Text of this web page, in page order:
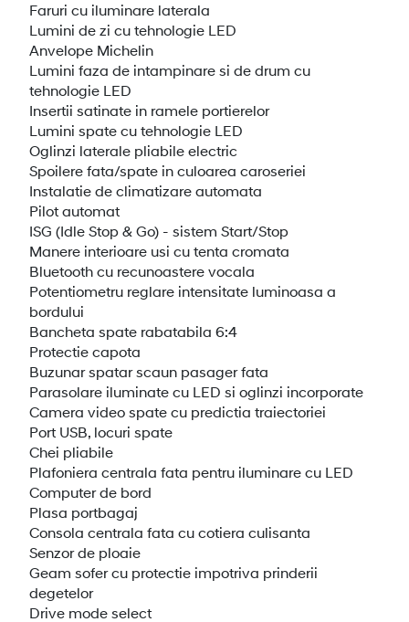
Faruri cu iluminare laterala
Lumini de zi cu tehnologie LED
Anvelope Michelin
Lumini faza de intampinare si de drum cu
tehnologie LED
Insertii satinate in ramele portierelor
Lumini spate cu tehnologie LED
Oglinzi laterale pliabile electric
Spoilere fata/spate in culoarea caroseriei
Instalatie de climatizare automata
Pilot automat
ISG (Idle Stop & Go) - sistem Start/Stop
Manere interioare usi cu tenta cromata
Bluetooth cu recunoastere vocala
Potentiometru reglare intensitate luminoasa a
bordului
Bancheta spate rabatabila 6:4
Protectie capota
Buzunar spatar scaun pasager fata
Parasolare iluminate cu LED si oglinzi incorporate
Camera video spate cu predictia traiectoriei
Port USB, locuri spate
Chei pliabile
Plafoniera centrala fata pentru iluminare cu LED
Computer de bord
Plasa portbagaj
Consola centrala fata cu cotiera culisanta
Senzor de ploaie
Geam sofer cu protectie impotriva prinderii
degetelor
Drive mode select